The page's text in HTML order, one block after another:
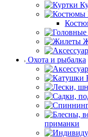
Охота и рыбалка
приманки